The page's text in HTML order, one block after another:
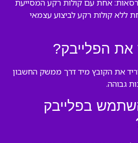
אחת עם קולות רקע המסייעת
ללא קולות רקע לביצוע עצמאי
את הפלייבק?
את הקובץ מיד דרך ממשק החשבון
בפלייבק